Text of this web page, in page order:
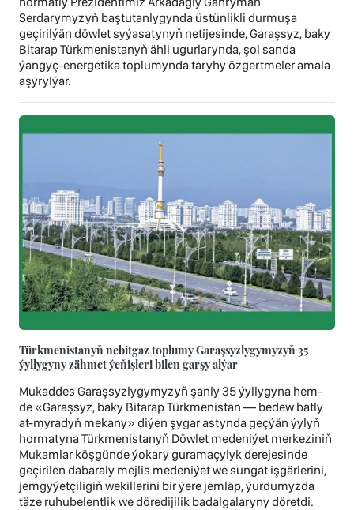
Serdarymyzyň baştutanlygynda üstünlikli durmuşa
geçirilýän döwlet syýasatynyň netijesinde, Garaşsyz, baky
Bitarap Türkmenistanyň ähli ugurlarynda, şol sanda
ýangyç-energetika toplumynda taryhy özgertmeler amala
aşyrylýar.
Türkmenistanyň nebitgaz toplumy Garaşsyzlygymyzyň 35
ýyllygyny zähmet ýeňişleri bilen garşy alýar
Mukaddes Garaşsyzlygymyzyň şanly 35 ýyllygyna hem-
de «Garaşsyz, baky Bitarap Türkmenistan — bedew batly
at-myradyň mekany» diýen şygar astynda geçýän ýylyň
hormatyna Türkmenistanyň Döwlet medeniýet merkeziniň
Mukamlar köşgünde ýokary guramaçylyk derejesinde
geçirilen dabaraly mejlis medeniýet we sungat işgärlerini,
jemgyýetçiligiň wekillerini bir ýere jemläp, ýurdumyzda
täze ruhubelentlik we döredijilik badalgalaryny döretdi.